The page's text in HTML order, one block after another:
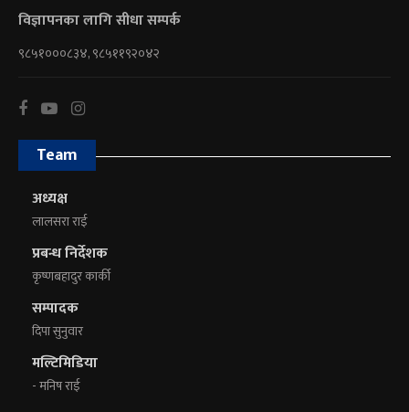
विज्ञापनका लागि सीधा सम्पर्क
९८५१०००८३४, ९८५११९२०४२
Team
अध्यक्ष
लालसरा राई
प्रबन्ध निर्देशक
कृष्णबहादुर कार्की
सम्पादक
दिपा सुनुवार
मल्टिमिडिया
- मनिष राई